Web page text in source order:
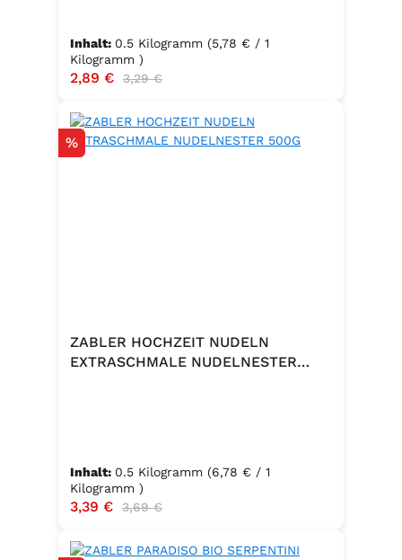
Inhalt: 0.5 Kilogramm (5,78 € / 1
Kilogramm )
Verkaufspreis:
2,89 € Regulärer Preis:
3,29 €
Rabatt
%
ZABLER HOCHZEIT NUDELN
EXTRASCHMALE NUDELNESTER
Inhalt: 0.5 Kilogramm (6,78 € / 1
Kilogramm )
Verkaufspreis:
3,39 € Regulärer Preis:
3,69 €